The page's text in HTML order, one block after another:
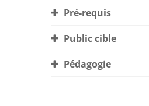
Pré-requis
Public cible
Pédagogie